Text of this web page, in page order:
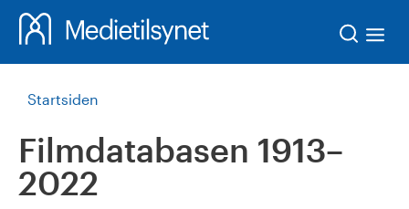
Startsiden
Filmdatabasen 1913–
2022